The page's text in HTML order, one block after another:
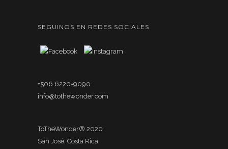
SEGUINOS EN REDES SOCIALES
+506 6220-9090
info@tothewonder.com
ToTheWonder® 2020
San José, Costa Rica